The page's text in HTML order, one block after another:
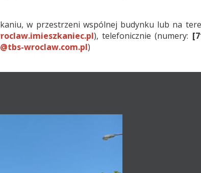
w przestrzeni wspólnej budynku lub na
), telefonicznie (numery:
wroclaw.com.pl)